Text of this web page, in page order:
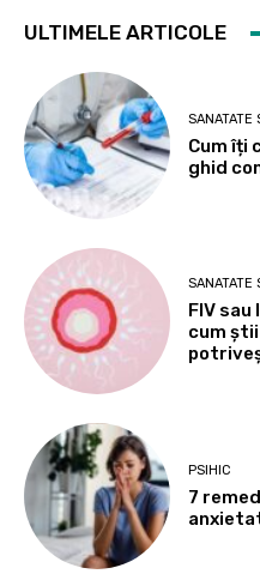
ULTIMELE ARTICOLE
SANATATE
Cum îți
ghid
SANATATE
FIV
cum
PSIHIC
7